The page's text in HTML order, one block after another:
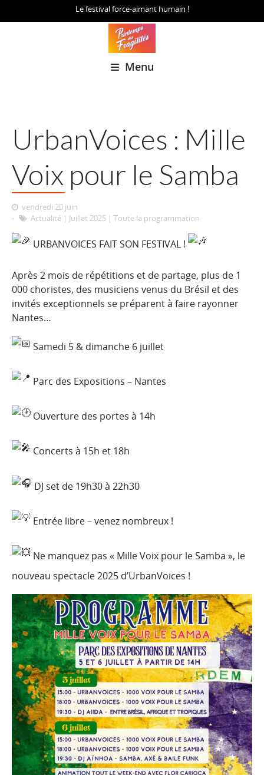
Le festival force-aimant humain !
Menu
UrbanVoices : Mille
Voix pour le Samba
vendredi 20 juin
Actualité | Juillet 2025 | Toute la programmation
URBANVOICES FAIT SON FESTIVAL !
Après 2 mois de répétitions et de partage, plus de 1
000 choristes, des musiciens venus du Brésil et des
invités exceptionnels se préparent à faire rayonner
Nantes…
Samedi 5 & dimanche 6 juillet
Parc des Expositions – Nantes
Ouverture des portes à 14h
Concerts à 15h et 18h
DJ set de 19h30 à 22h30
Entrée libre – venez nombreux !
Ne manquez pas « Mille Voix pour le Samba », le
nouveau spectacle 2025 d’UrbanVoices !